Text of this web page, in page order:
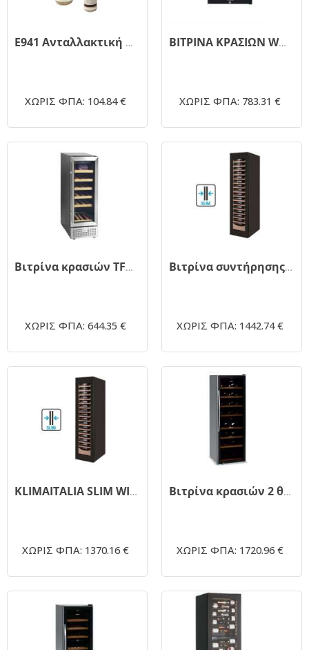
E941 Ανταλλακτική φιάλη για wine dispenser
ΧΩΡΙΣ ΦΠΑ: 104.84 €
ΒΙΤΡΙΝΑ ΚΡΑΣΙΩΝ WNC128CW
ΧΩΡΙΣ ΦΠΑ: 783.31 €
Βιτρίνα κρασιών TFW100-S
ΧΩΡΙΣ ΦΠΑ: 644.35 €
Βιτρίνα συντήρησης κρασιών 2 θερμοκρασιών SLIM WINE 105 2TB
ΧΩΡΙΣ ΦΠΑ: 1442.74 €
KLIMAITALIA SLIM WINE 112 1TB Βιτρίνα κρασιών 112 φιάλες 450x690x1800(h)mm
ΧΩΡΙΣ ΦΠΑ: 1370.16 €
Βιτρίνα κρασιών 2 θερμοκρασιών BARTSCHER 700132
ΧΩΡΙΣ ΦΠΑ: 1720.96 €